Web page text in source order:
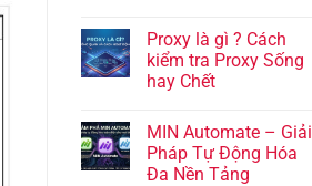
Proxy là gì ? Cách
kiểm tra Proxy Sống
hay Chết
MIN Automate – Giải
Pháp Tự Động Hóa
Đa Nền Tảng